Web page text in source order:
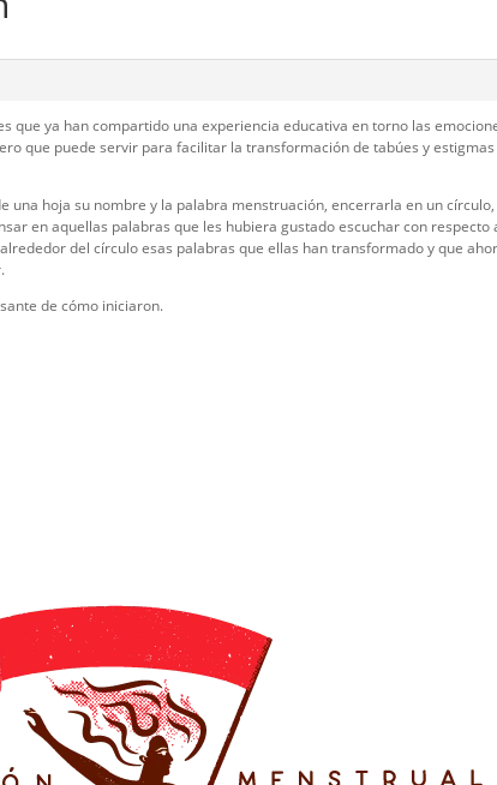
que ya han compartido una experiencia educativa en torno las
que puede servir para facilitar la transformación de tabúes y estigmas
una hoja su nombre y la palabra menstruación, encerrarla en un
en aquellas palabras que les hubiera gustado escuchar con respecto
del círculo esas palabras que ellas han transformado y que
de cómo iniciaron.